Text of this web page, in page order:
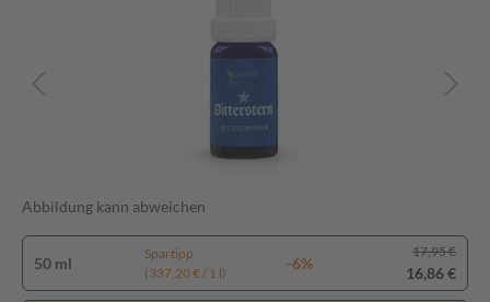
Abbildung kann abweichen
50 ml
Spartipp
(337,20 € / 1 l)
-6%
17,95 €
16,86 €